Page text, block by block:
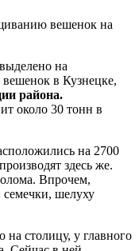
вешенок на
на
в Кузнецке,
района.
около 30 тонн в
на 2700
здесь же.
Впрочем,
семечки, шелуху
столицу, у главного